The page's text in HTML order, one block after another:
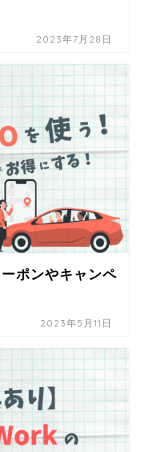
2023年7月28日
ポンやキャンペ
2023年5月11日